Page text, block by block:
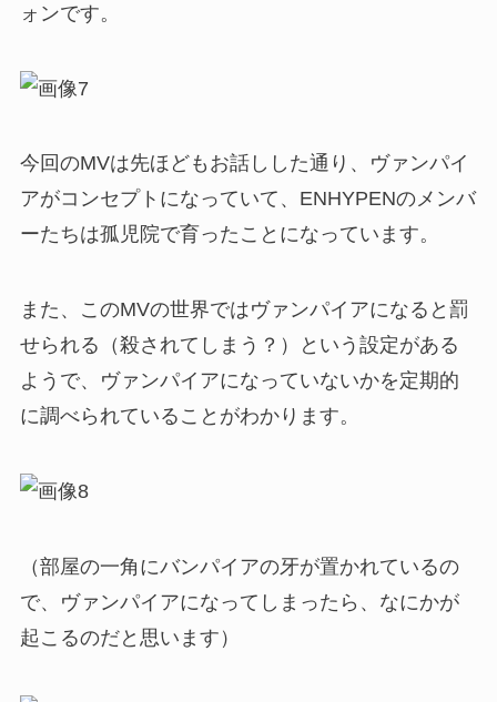
ォンです。
今回のMVは先ほどもお話しした通り、ヴァンパイ
アがコンセプトになっていて、ENHYPENのメンバ
ーたちは孤児院で育ったことになっています。
また、このMVの世界ではヴァンパイアになると罰
せられる（殺されてしまう？）という設定がある
ようで、ヴァンパイアになっていないかを定期的
に調べられていることがわかります。
（部屋の一角にバンパイアの牙が置かれているの
で、ヴァンパイアになってしまったら、なにかが
起こるのだと思います）